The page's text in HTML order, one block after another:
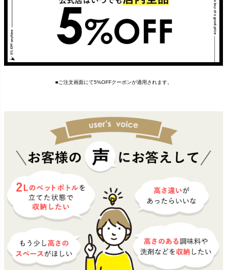
■ご注文画面にて5%OFFクーポンが適用されます。